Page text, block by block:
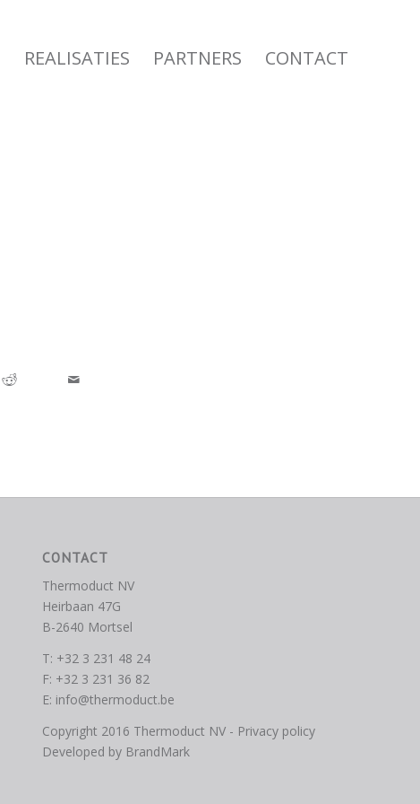
REALISATIES PARTNERS CONTACT
CONTACT
Thermoduct NV
Heirbaan 47G
B-2640 Mortsel
T: +32 3 231 48 24
F: +32 3 231 36 82
E: info@thermoduct.be
Copyright 2016 Thermoduct NV - Privacy policy
Developed by BrandMark